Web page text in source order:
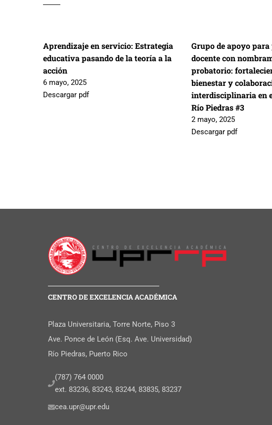
Aprendizaje en servicio: Estrategia
educativa pasando de la teoría a la
acción
6 mayo, 2025
Descargar pdf
Grupo de apoyo
docente con
probatorio:
bienestar y
interdisciplinaria en
Río Piedras #3
2 mayo, 2025
Descargar pdf
CENTRO DE EXCELENCIA ACADÉMICA
Plaza Universitaria, Torre Norte, Piso 3
Ave. Ponce de León (Esq. Ave. Universidad)
Río Piedras, Puerto Rico
(787) 764 0000
ext. 83236, 83243, 83244, 83835, 83237
cea.upr@upr.edu